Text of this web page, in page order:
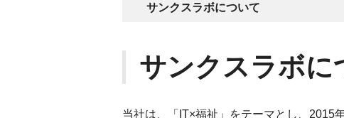
サンクスラボについて
サンクスラボに
当社は、「IT×福祉」をテーマとし、2015